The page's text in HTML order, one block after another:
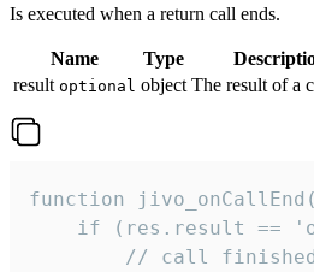
Is executed when a return call ends.
Name Type
result optional object The result of a
function
if (res.result ==
// call